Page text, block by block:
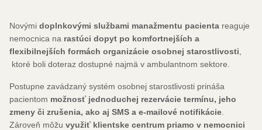
Novými doplnkovými službami manažmentu pacienta reaguje
nemocnica na rastúci dopyt po komfortnejších a
flexibilnejších formách organizácie osobnej starostlivosti,
ktoré boli doteraz dostupné najmä v ambulantnom sektore.
Postupne zavádzaný systém osobnej starostlivosti prináša
pacientom možnosť jednoduchej rezervácie termínu, jeho
zmeny či zrušenia, ako aj SMS a e-mailové notifikácie.
Zároveň môžu využiť klientske centrum priamo v nemocnici